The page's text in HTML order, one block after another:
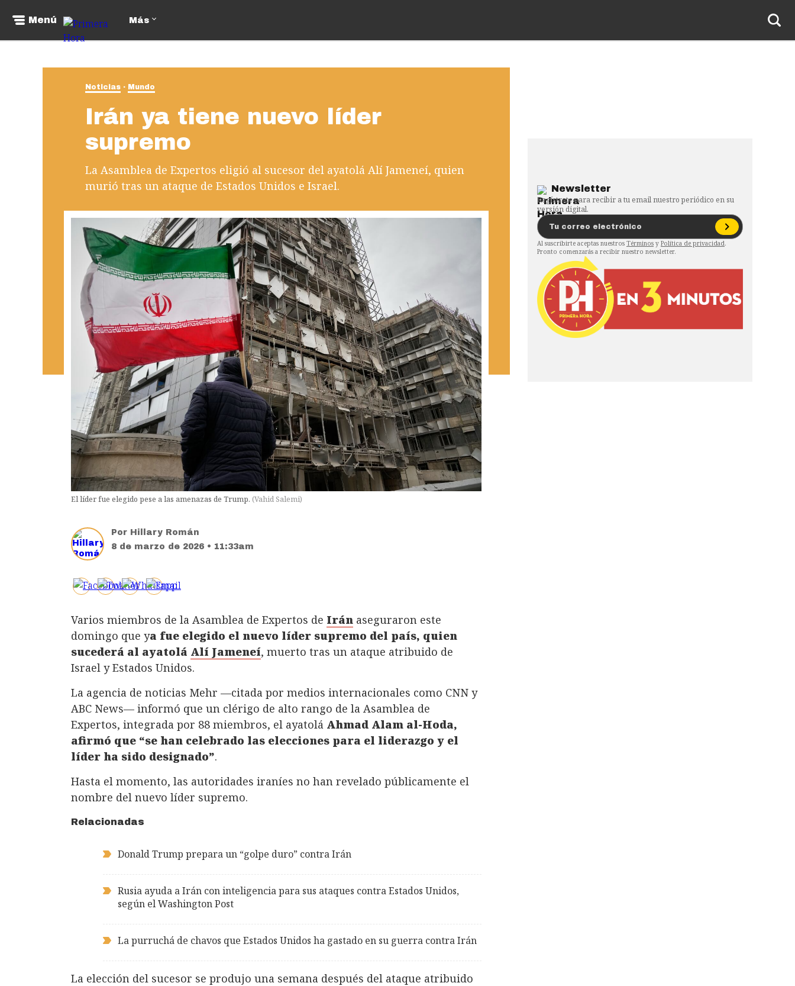
Menú Más
Noticias Mundo
Irán ya tiene nuevo líder
supremo
La Asamblea de Expertos eligió al sucesor del ayatolá Alí Jameneí, quien
murió tras un ataque de Estados Unidos e Israel.
El líder fue elegido pese a las amenazas de Trump. (Vahid Salemi)
Por Hillary Román
8 de marzo de 2026 • 11:33am
Varios miembros de la Asamblea de Expertos de Irán aseguraron este
domingo que ya fue elegido el nuevo líder supremo del país, quien
sucederá al ayatolá Alí Jameneí, muerto tras un ataque atribuido de
Israel y Estados Unidos.
La agencia de noticias Mehr —citada por medios internacionales como CNN y
ABC News— informó que un clérigo de alto rango de la Asamblea de
Expertos, integrada por 88 miembros, el ayatolá Ahmad Alam al-Hoda,
afirmó que “se han celebrado las elecciones para el liderazgo y el
líder ha sido designado”.
Hasta el momento, las autoridades iraníes no han revelado públicamente el
nombre del nuevo líder supremo.
Relacionadas
Donald Trump prepara un “golpe duro” contra Irán
Rusia ayuda a Irán con inteligencia para sus ataques contra Estados Unidos,
según el Washington Post
La purruchá de chavos que Estados Unidos ha gastado en su guerra contra Irán
La elección del sucesor se produjo una semana después del ataque atribuido
Newsletter
Regístrate para recibir a tu email nuestro periódico en su
versión digital.
Al suscribirte aceptas nuestros Términos y Política de privacidad.
Pronto comenzarás a recibir nuestro newsletter.